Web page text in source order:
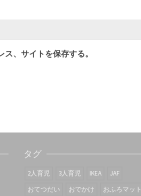
、サイトを保存する。
タグ
2人育児 3人育児 IKEA
JAF
おてつだい
おでかけ
おふろマット